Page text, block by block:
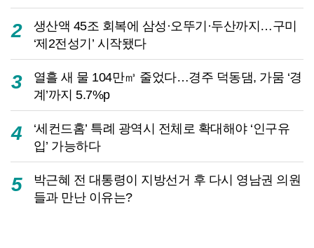
2
생산액 45조 회복에 삼성·오뚜기·두산까지…구미
‘제2전성기’ 시작됐다
3
열흘 새 물 104만㎥ 줄었다…경주 덕동댐, 가뭄 ‘경
계’까지 5.7%p
4
‘세컨드홈’ 특례 광역시 전체로 확대해야 ‘인구유
입’ 가능하다
5
박근혜 전 대통령이 지방선거 후 다시 영남권 의원
들과 만난 이유는?